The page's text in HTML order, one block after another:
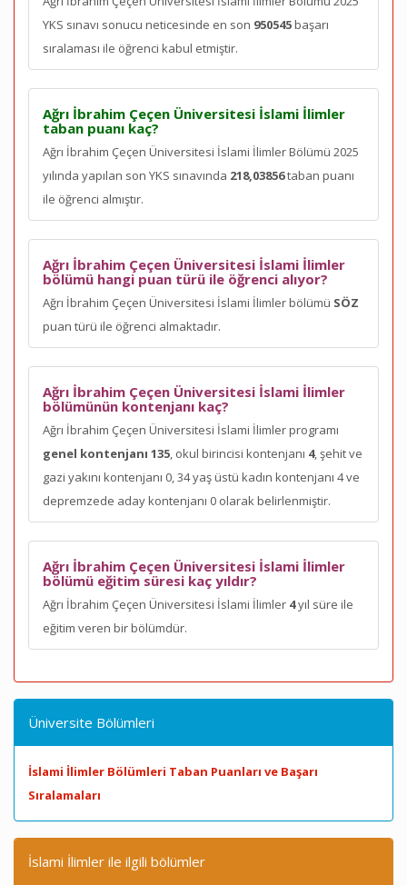
YKS sınavı sonucu neticesinde en son 950545başarı
sıralaması ile öğrenci kabul etmiştir.
Ağrı İbrahim Çeçen Üniversitesi İslami İlimler
taban puanı kaç?
Ağrı İbrahim Çeçen Üniversitesi İslami İlimler Bölümü 2025
yılında yapılan son YKS sınavında 218,03856taban puanı
ile öğrenci almıştır.
Ağrı İbrahim Çeçen Üniversitesi İslami İlimler
bölümü hangi puan türü ile öğrenci alıyor?
Ağrı İbrahim Çeçen Üniversitesi İslami İlimler bölümü SÖZ
puan türü ile öğrenci almaktadır.
Ağrı İbrahim Çeçen Üniversitesi İslami İlimler
bölümünün kontenjanı kaç?
Ağrı İbrahim Çeçen Üniversitesi İslami İlimler programı
genel kontenjanı 135, okul birincisi kontenjanı 4, şehit ve
gazi yakını kontenjanı 0, 34 yaş üstü kadın kontenjanı 4 ve
depremzede aday kontenjanı 0 olarak belirlenmiştir.
Ağrı İbrahim Çeçen Üniversitesi İslami İlimler
bölümü eğitim süresi kaç yıldır?
Ağrı İbrahim Çeçen Üniversitesi İslami İlimler 4yıl süre ile
eğitim veren bir bölümdür.
Üniversite Bölümleri
İslami İlimler Bölümleri Taban Puanları ve Başarı
Sıralamaları
İslami İlimler ile ilgili bölümler